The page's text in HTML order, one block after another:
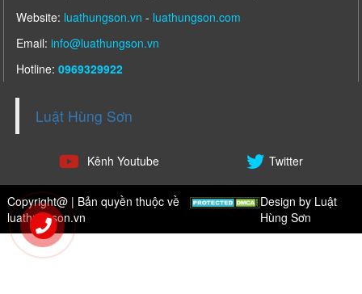
Website: luathungson.vn - luathungson.com
Email:info@luathungson.vn
Hotline:0969329922
Luật Hùng Sơn
Kênh Youtube Twitter
Copyright@ | Bản quyền thuộc về
luathungson.vn
Design by Luật
Hùng Sơn